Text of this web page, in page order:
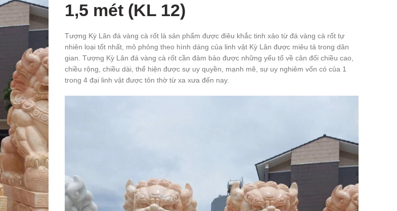
1,5 mét (KL 12)
Tượng Kỳ Lân đá vàng cà rốt là sản phẩm được điêu khắc tinh xảo từ đá vàng cà rốt tự
nhiên loại tốt nhất, mô phỏng theo hình dáng của linh vật Kỳ Lân được miêu tả trong dân
gian. Tượng Kỳ Lân đá vàng cà rốt cần đảm bảo được những yếu tố về cân đối chiều cao,
chiều rộng, chiều dài, thể hiện được sự uy quyền, mạnh mẽ, sự uy nghiêm vốn có của 1
trong 4 đại linh vật được tôn thờ từ xa xưa đến nay.